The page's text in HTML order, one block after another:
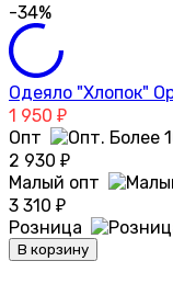
-34%
Одеяло "Хлопок"
1 950 ₽
Опт
2 930 ₽
Малый опт
3 310 ₽
Розница
В корзину